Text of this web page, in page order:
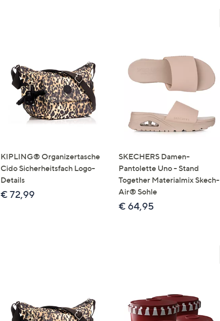
KIPLING® Organizertasche
Cido Sicherheitsfach Logo-
Details
€ 72,99
SKECHERS Damen-
Pantolette Uno - Stand
Together Materialmix Skech-
Air® Sohle
€ 64,95